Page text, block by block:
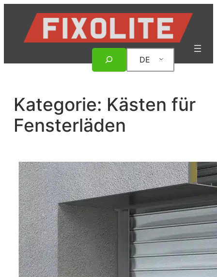
springen
DE
Kategorie: Kästen für
Fensterläden